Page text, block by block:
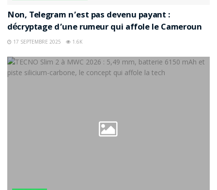
Non, Telegram n’est pas devenu payant :
décryptage d’une rumeur qui affole le Cameroun
17 SEPTEMBRE 2025 1.6K